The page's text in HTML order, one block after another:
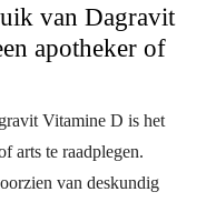
van Dagravit
apotheker of
Vitamine D is het
arts te raadplegen.
van deskundig